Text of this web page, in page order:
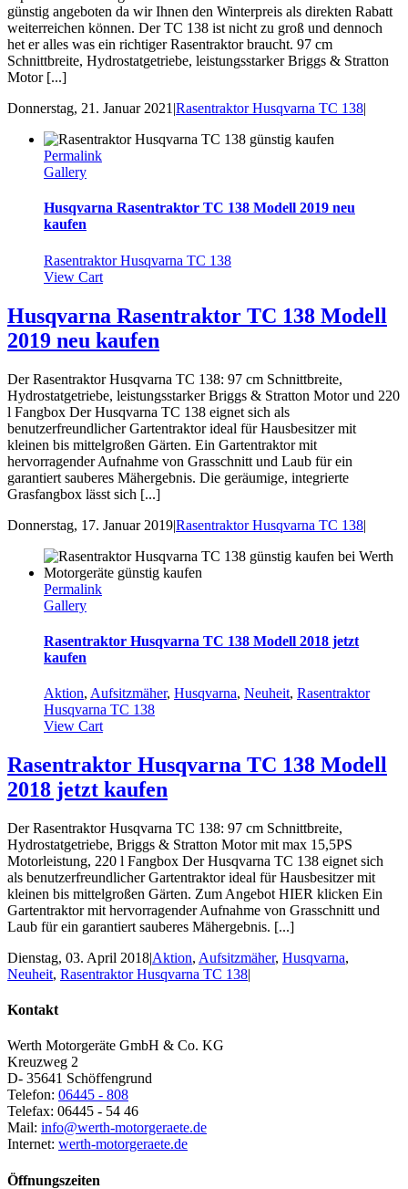
günstig angeboten da wir Ihnen den Winterpreis als direkten Rabatt
weiterreichen können. Der TC 138 ist nicht zu groß und dennoch
het er alles was ein richtiger Rasentraktor braucht. 97 cm
Schnittbreite, Hydrostatgetriebe, leistungsstarker Briggs & Stratton
Motor [...]
Donnerstag, 21. Januar 2021 |Rasentraktor Husqvarna TC 138|
Permalink
Gallery
Husqvarna Rasentraktor TC 138 Modell 2019 neu
kaufen
Rasentraktor Husqvarna TC 138
View Cart
Husqvarna Rasentraktor TC 138 Modell
2019 neu kaufen
Der Rasentraktor Husqvarna TC 138: 97 cm Schnittbreite,
Hydrostatgetriebe, leistungsstarker Briggs & Stratton Motor und 220
l Fangbox Der Husqvarna TC 138 eignet sich als
benutzerfreundlicher Gartentraktor ideal für Hausbesitzer mit
kleinen bis mittelgroßen Gärten. Ein Gartentraktor mit
hervorragender Aufnahme von Grasschnitt und Laub für ein
garantiert sauberes Mähergebnis. Die geräumige, integrierte
Grasfangbox lässt sich [...]
Donnerstag, 17. Januar 2019|Rasentraktor Husqvarna TC 138|
Permalink
Gallery
Rasentraktor Husqvarna TC 138 Modell 2018 jetzt
kaufen
Aktion, Aufsitzmäher, Husqvarna, Neuheit, Rasentraktor
Husqvarna TC 138
View Cart
Rasentraktor Husqvarna TC 138 Modell
2018 jetzt kaufen
Der Rasentraktor Husqvarna TC 138: 97 cm Schnittbreite,
Hydrostatgetriebe, Briggs & Stratton Motor mit max 15,5PS
Motorleistung, 220 l Fangbox Der Husqvarna TC 138 eignet sich
als benutzerfreundlicher Gartentraktor ideal für Hausbesitzer mit
kleinen bis mittelgroßen Gärten. Zum Angebot HIER klicken Ein
Gartentraktor mit hervorragender Aufnahme von Grasschnitt und
Laub für ein garantiert sauberes Mähergebnis. [...]
Dienstag, 03. April 2018|Aktion, Aufsitzmäher, Husqvarna,
Neuheit, Rasentraktor Husqvarna TC 138|
Kontakt
Werth Motorgeräte GmbH & Co. KG
Kreuzweg 2
D- 35641 Schöffengrund
Telefon: 06445 - 808
Telefax: 06445 - 54 46
Mail: info@werth-motorgeraete.de
Internet: werth-motorgeraete.de
Öffnungszeiten